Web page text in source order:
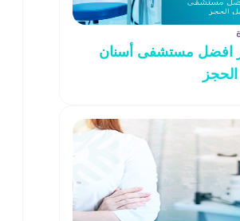
افضل مستشفى أسنان